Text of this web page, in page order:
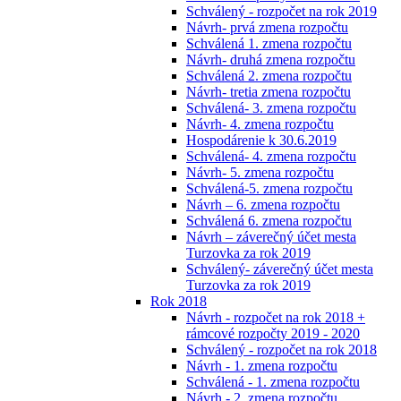
Schválený - rozpočet na rok 2019
Návrh- prvá zmena rozpočtu
Schválená 1. zmena rozpočtu
Návrh- druhá zmena rozpočtu
Schválená 2. zmena rozpočtu
Návrh- tretia zmena rozpočtu
Schválená- 3. zmena rozpočtu
Návrh- 4. zmena rozpočtu
Hospodárenie k 30.6.2019
Schválená- 4. zmena rozpočtu
Návrh- 5. zmena rozpočtu
Schválená-5. zmena rozpočtu
Návrh – 6. zmena rozpočtu
Schválená 6. zmena rozpočtu
Návrh – záverečný účet mesta
Turzovka za rok 2019
Schválený- záverečný účet mesta
Turzovka za rok 2019
Rok 2018
Návrh - rozpočet na rok 2018 +
rámcové rozpočty 2019 - 2020
Schválený - rozpočet na rok 2018
Návrh - 1. zmena rozpočtu
Schválená - 1. zmena rozpočtu
Návrh - 2. zmena rozpočtu